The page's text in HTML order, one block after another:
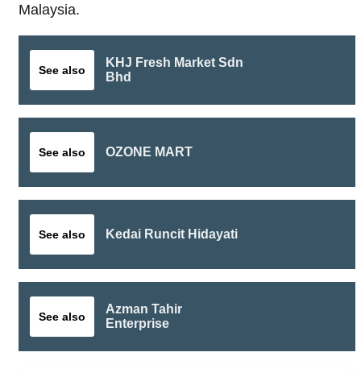
Malaysia.
See also
KHJ Fresh Market Sdn
Bhd
See also OZONE MART
See also Kedai Runcit Hidayati
See also
Azman Tahir
Enterprise